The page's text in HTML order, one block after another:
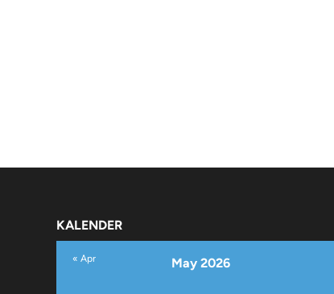
KALENDER
May 2026
« Apr